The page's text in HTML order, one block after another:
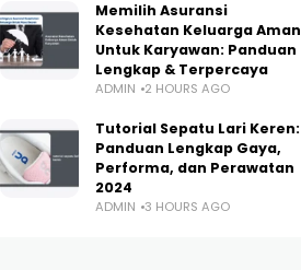
Memilih Asuransi
Kesehatan Keluarga Aman
Untuk Karyawan: Panduan
Lengkap & Terpercaya
ADMIN 2 HOURS AGO
Tutorial Sepatu Lari Keren:
Panduan Lengkap Gaya,
Performa, dan Perawatan
2024
ADMIN 3 HOURS AGO